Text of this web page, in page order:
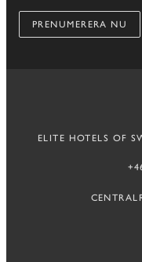
PRENUMERERA NU
ELITE HOTELS OF